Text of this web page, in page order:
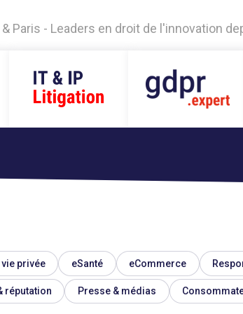
Paris - Leaders en droit de l'innovation
vie privée eSanté eCommerce
réputation Presse & médias